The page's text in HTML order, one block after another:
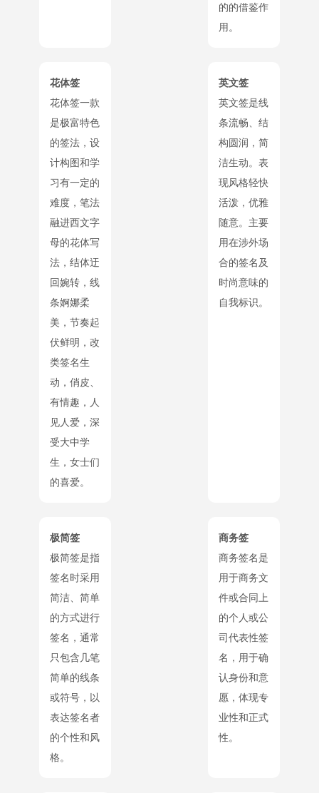
的的借鉴作
用。
花体签
花体签一款
是极富特色
的签法，设
计构图和学
习有一定的
难度，笔法
融进西文字
母的花体写
法，结体迂
回婉转，线
条婀娜柔
美，节奏起
伏鲜明，改
类签名生
动，俏皮、
有情趣，人
见人爱，深
受大中学
生，女士们
的喜爱。
英文签
英文签是线
条流畅、结
构圆润，简
洁生动。表
现风格轻快
活泼，优雅
随意。主要
用在涉外场
合的签名及
时尚意味的
自我标识。
极简签
极简签是指
签名时采用
简洁、简单
的方式进行
签名，通常
只包含几笔
简单的线条
或符号，以
表达签名者
的个性和风
格。
商务签
商务签名是
用于商务文
件或合同上
的个人或公
司代表性签
名，用于确
认身份和意
愿，体现专
业性和正式
性。